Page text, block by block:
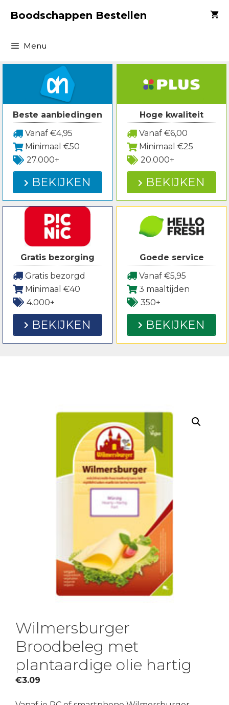
naarBoodschappen Bestellen
Menu
Beste aanbiedingen
Vanaf €4,95
Minimaal €50
27.000+
BEKIJKEN
Hoge kwaliteit
Vanaf €6,00
Minimaal €25
20.000+
BEKIJKEN
Gratis bezorging
Gratis bezorgd
Minimaal €40
4.000+
BEKIJKEN
Goede service
Vanaf €5,95
3 maaltijden
350+
BEKIJKEN
Wilmersburger
Broodbeleg met
plantaardige olie hartig
€3.09